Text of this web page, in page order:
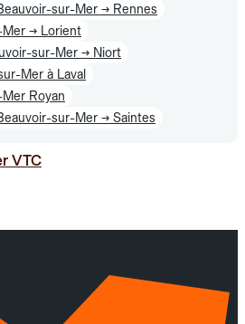
sur-Mer → Rennes
Mer → Lorient
sur-Mer → Niort
Mer à Laval
Royan
sur-Mer → Saintes
VTC